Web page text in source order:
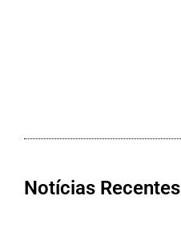
Notícias Recentes